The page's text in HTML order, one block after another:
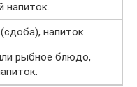
напиток.
напиток.
рыбное блюдо,